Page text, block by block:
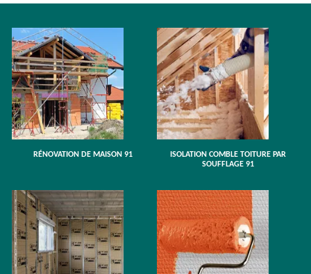
RÉNOVATION DE MAISON 91
ISOLATION COMBLE TOITURE PAR
SOUFFLAGE 91